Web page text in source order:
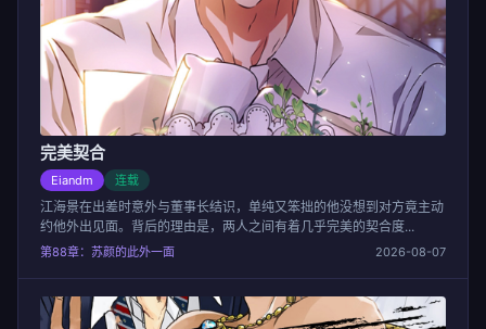
完美契合
Eiandm 连载
江海景在出差时意外与董事长结识，单纯又笨拙的他没想到对方竟主动
约他外出见面。背后的理由是，两人之间有着几乎完美的契合度...
第88章：苏颜的此外一面 2026-08-07